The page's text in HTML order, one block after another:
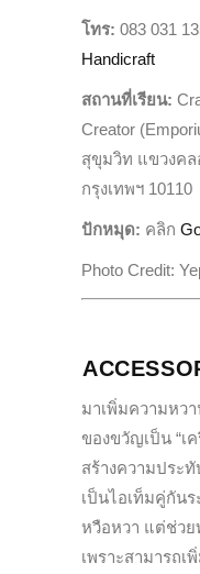
โทร: 083 031
Handicraft
สถานที่เรียน:
Creator (
สุขุมวิท แขวงคล
กรุงเทพฯ 10110
ปักหมุด: คลิก
Photo Credit:
มาเพิ่มความหว
ของขวัญเป็น “เ
สร้างความประทั
เป็นไอเท็มคู่กันร
หวือหวา แต่ช่วย
เพราะสามารถ